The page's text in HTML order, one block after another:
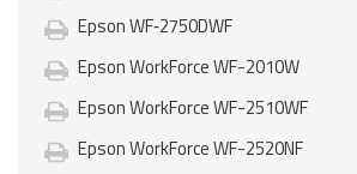
Epson WF‑2750DWF
Epson WorkForce WF-2010W
Epson WorkForce WF-2510WF
Epson WorkForce WF-2520NF